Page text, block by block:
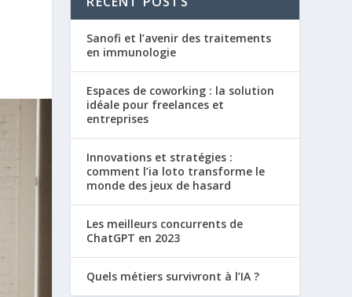
Sanofi et l’avenir des traitements
en immunologie
Espaces de coworking : la solution
idéale pour freelances et
entreprises
Innovations et stratégies :
comment l’ia loto transforme le
monde des jeux de hasard
Les meilleurs concurrents de
ChatGPT en 2023
Quels métiers survivront à l’IA ?